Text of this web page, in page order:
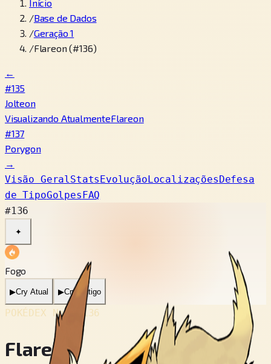
Início
/Base de Dados
/Geração 1
/Flareon (#136)
←
#135
Jolteon
Visualizando AtualmenteFlareon
#137
Porygon
→
Visão GeralStatsEvoluçãoLocalizaçõesDefesa
de TipoGolpesFAQ
#136
✦
Fogo
▶Cry Atual ▶Cry Antigo
POKÉDEX No. #136
Flareon